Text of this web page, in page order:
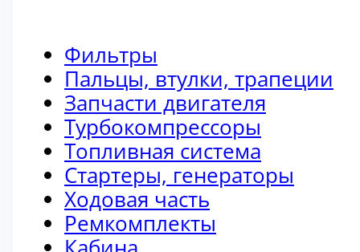
Фильтры
Пальцы, втулки, трапеции
Запчасти двигателя
Турбокомпрессоры
Топливная система
Стартеры, генераторы
Ходовая часть
Ремкомплекты